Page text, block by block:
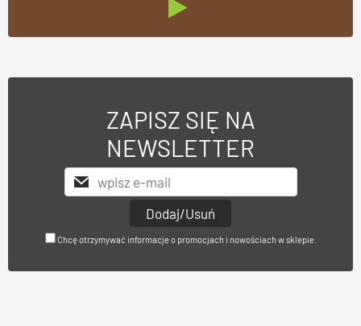
ZAPISZ SIĘ NA
NEWSLETTER
Chcę otrzymywać informacje o promocjach i nowościach w sklepie.